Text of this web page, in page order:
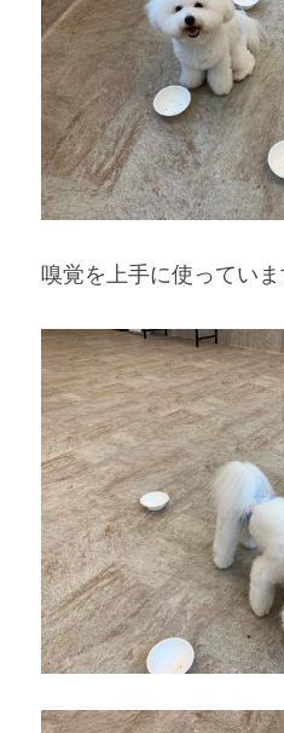
嗅覚を上手に使っていま